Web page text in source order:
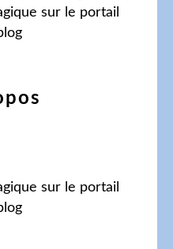
sur le portail
sur le portail